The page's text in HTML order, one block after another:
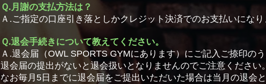
Ｑ.月謝の支払方法は？
Ａ.ご指定の口座引き落としかクレジット決済でのお支払いになり
Ｑ.退会手続きについて教えてください。
Ａ.退会届（OWL SPORTS GYMにあります）にご記入ご捺印の
退会届の提出がないと退会扱いとなりませんのでご注意ください。
なお毎月5日までに退会届をご提出いただいた場合は当月の退会